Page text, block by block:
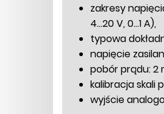
zakresy
4...20 V, 0...1 A),
typowa
napięcie
pobór prądu: 2
kalibracja skali
wyjście